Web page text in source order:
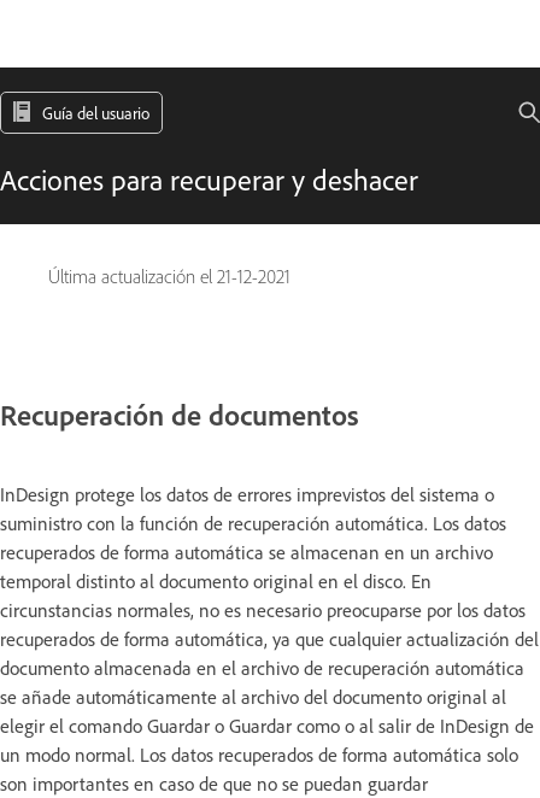
Guía del usuario
Acciones para recuperar y deshacer
Última actualización el 21-12-2021
Recuperación de documentos
InDesign protege los datos de errores imprevistos del sistema o
suministro con la función de recuperación automática. Los datos
recuperados de forma automática se almacenan en un archivo
temporal distinto al documento original en el disco. En
circunstancias normales, no es necesario preocuparse por los datos
recuperados de forma automática, ya que cualquier actualización del
documento almacenada en el archivo de recuperación automática
se añade automáticamente al archivo del documento original al
elegir el comando Guardar o Guardar como o al salir de InDesign de
un modo normal. Los datos recuperados de forma automática solo
son importantes en caso de que no se puedan guardar